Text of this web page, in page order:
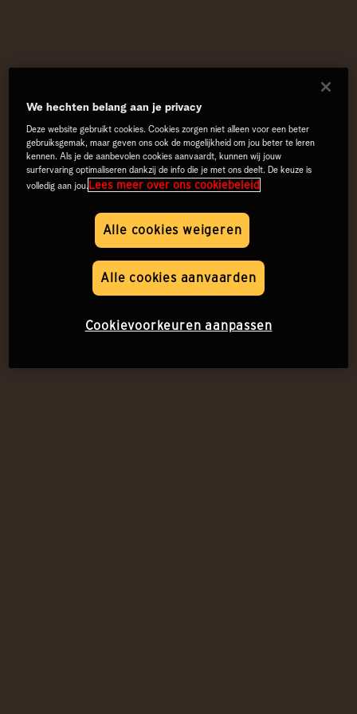
We hechten belang aan je privacy
Deze website gebruikt cookies. Cookies zorgen niet alleen voor een beter
gebruiksgemak, maar geven ons ook de mogelijkheid om jou beter te leren
kennen. Als je de aanbevolen cookies aanvaardt, kunnen wij jouw
surfervaring optimaliseren dankzij de info die je met ons deelt. De keuze is
volledig aan jou.Lees meer over ons cookiebeleid
Alle cookies weigeren
Alle cookies aanvaarden
Cookievoorkeuren aanpassen